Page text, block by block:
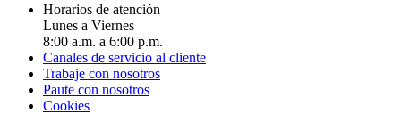
Horarios de atención
Lunes a Viernes
8:00 a.m. a 6:00 p.m.
Canales de servicio al cliente
Trabaje con nosotros
Paute con nosotros
Cookies